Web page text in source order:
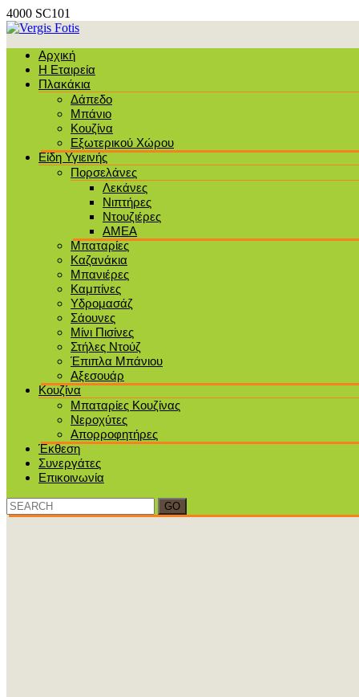
4000 SC101
Αρχική
Η Εταιρεία
Πλακάκια
Δάπεδο
Μπάνιο
Κουζίνα
Εξωτερικού Χώρου
Είδη Υγιεινής
Πορσελάνες
Λεκάνες
Νιπτήρες
Ντουζιέρες
ΑΜΕΑ
Μπαταρίες
Καζανάκια
Μπανιέρες
Καμπίνες
Υδρομασάζ
Σάουνες
Μίνι Πισίνες
Στήλες Ντούζ
Έπιπλα Μπάνιου
Αξεσουάρ
Κουζίνα
Μπαταρίες Κουζίνας
Νεροχύτες
Απορροφητήρες
Έκθεση
Συνεργάτες
Επικοινωνία
Search
for: